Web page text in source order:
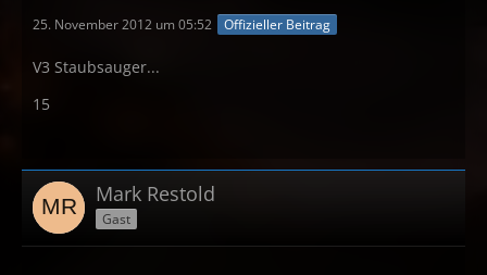
25. November 2012 um 05:52 Offizieller Beitrag
V3 Staubsauger...
15
Mark Restold
Gast